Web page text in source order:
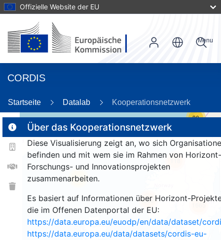
Offizielle Website der EU
CORDIS
Menu
Startseite Datalab Kooperationsnetzwerk
Über das Kooperationsnetzwerk
Diese Visualisierung zeigt an, wo sich
befinden und mit wem sie im Rahmen von Horizont-
Forschungs- und Innovationsprojekten
zusammenarbeiten.
Es basiert auf Informationen über Horizont-
die im Offenen Datenportal der EU:
https://data.europa.eu/euodp/en/data/dataset/
https://data.europa.eu/data/datasets/cordis-eu-
30
25
118
253
1665